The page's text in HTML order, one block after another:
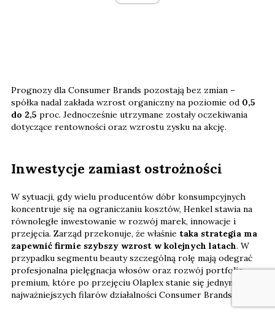
Prognozy dla Consumer Brands pozostają bez zmian –
spółka nadal zakłada wzrost organiczny na poziomie od 0,5
do 2,5 proc. Jednocześnie utrzymane zostały oczekiwania
dotyczące rentowności oraz wzrostu zysku na akcję.
Inwestycje zamiast ostrożności
W sytuacji, gdy wielu producentów dóbr konsumpcyjnych
koncentruje się na ograniczaniu kosztów, Henkel stawia na
równoległe inwestowanie w rozwój marek, innowacje i
przejęcia. Zarząd przekonuje, że właśnie taka strategia ma
zapewnić firmie szybszy wzrost w kolejnych latach. W
przypadku segmentu beauty szczególną rolę mają odegrać
profesjonalna pielęgnacja włosów oraz rozwój portfolio
premium, które po przejęciu Olaplex stanie się jednym z
najważniejszych filarów działalności Consumer Brands.